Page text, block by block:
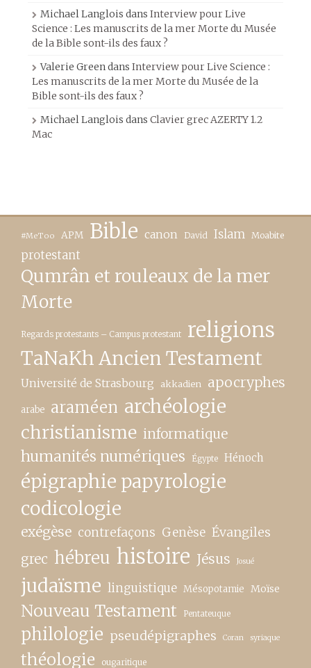
Michael Langlois dans Interview pour Live
Science : Les manuscrits de la mer Morte du Musée
de la Bible sont-ils des faux ?
Valerie Green dans Interview pour Live Science :
Les manuscrits de la mer Morte du Musée de la
Bible sont-ils des faux ?
Michael Langlois dans Clavier grec AZERTY 1.2
Mac
#MeToo APM Bible canon David Islam Moabite
protestant
Qumrân et rouleaux de la mer
Morte
Regards protestants – Campus protestant religions
TaNaKh Ancien Testament
Université de Strasbourg akkadien apocryphes
arabe araméen archéologie
christianisme informatique
humanités numériques Égypte Hénoch
épigraphie papyrologie
codicologie
exégèse contrefaçons Genèse Évangiles
grec hébreu histoire Jésus Josué
judaïsme linguistique Mésopotamie Moïse
Nouveau Testament Pentateuque
philologie pseudépigraphes Coran syriaque
théologie ougaritique